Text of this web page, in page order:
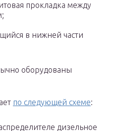
прокладка между
в нижней части
оборудованы
по следующей схеме:
дизельное